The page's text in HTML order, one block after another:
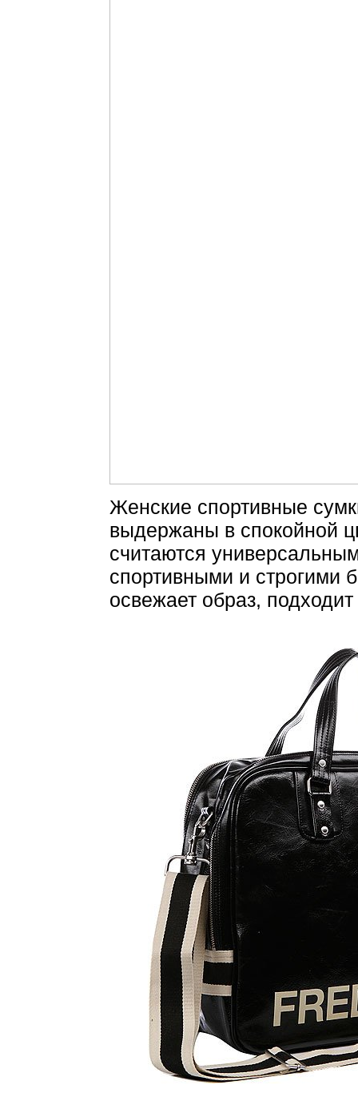
Женские спортивные
выдержаны в спокойной
считаются
спортивными и строгими
освежает образ,